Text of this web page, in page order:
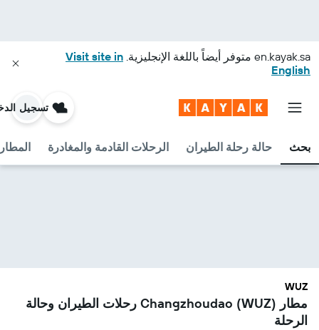
en.kayak.sa متوفر أيضاً باللغة الإنجليزية. Visit site in
English
بحث حالة رحلة الطيران الرحلات القادمة والمغادرة
تسجيل
WUZ
مطار Changzhoudao (WUZ) رحلات الطيران وحالة
الرحلة